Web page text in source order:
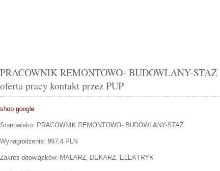
PRACOWNIK REMONTOWO- BUDOWLANY-
oferta pracy kontakt przez PUP
shop google
Stanowisko: PRACOWNIK REMONTOWO- BUDOWLANY-STAŻ
Wynagrodzenie: 997,4 PLN
Zakres obowiązków: MALARZ, DEKARZ, ELEKTRYK